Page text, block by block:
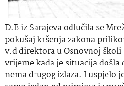
D.B iz Sarajeva odlučila se
pokušaj kršenja zakona
v.d direktora u Osnovnoj školi
vrijeme kada je situacija došla
nema drugog izlaza. I uspjelo